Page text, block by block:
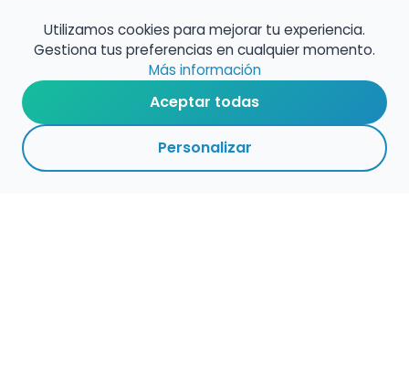
música en España
Configura alertas de empleo
Contacta con nosotros
Utilizamos cookies para mejorar tu experiencia.
Gestiona tus preferencias en cualquier momento.
Más información
Aceptar todas
Personalizar